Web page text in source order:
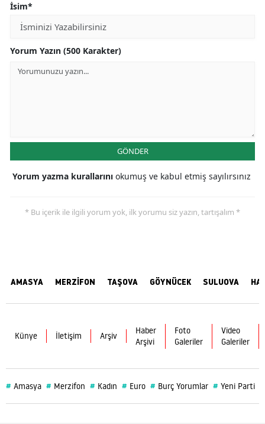
İsim*
Yorum Yazın (500 Karakter)
GÖNDER
Yorum yazma kurallarını okumuş ve kabul etmiş sayılırsınız
* Bu içerik ile ilgili yorum yok, ilk yorumu siz yazın, tartışalım *
AMASYA MERZİFON TAŞOVA GÖYNÜCEK SULUOVA
Künye İletişim Arşiv
Haber
Arşivi
Foto
Galeriler
Video
Galeriler
# Amasya # Merzifon # Kadın # Euro # Burç Yorumlar # Yeni Parti